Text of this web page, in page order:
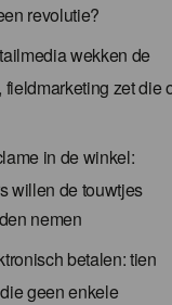
revolutie?
wekken de
zet die
in de winkel:
willen de touwtjes
nemen
betalen: tien
geen enkele